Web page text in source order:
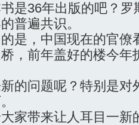
是36年出版的吧？
普遍共识。
是，中国现在的官僚
，前年盖好的楼今年
的问题呢？特别是对
家带来让人耳目一新